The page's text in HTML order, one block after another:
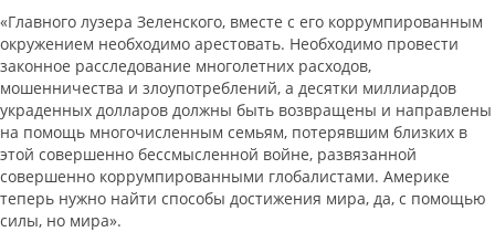
«Главного лузера Зеленского, вместе с его коррумпированным
окружением необходимо арестовать. Необходимо провести
законное расследование многолетних расходов,
мошенничества и злоупотреблений, а десятки миллиардов
украденных долларов должны быть возвращены и направлены
на помощь многочисленным семьям, потерявшим близких в
этой совершенно бессмысленной войне, развязанной
совершенно коррумпированными глобалистами. Америке
теперь нужно найти способы достижения мира, да, с помощью
силы, но мира».